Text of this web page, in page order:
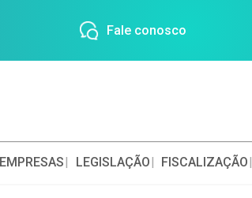
Fale conosco
EMPRESAS LEGISLAÇÃO FISCALIZAÇÃO